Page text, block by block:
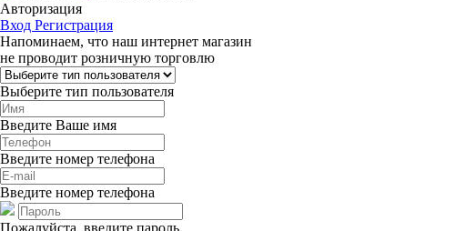
Авторизация
Вход Регистрация
Напоминаем, что наш интернет магазин
не проводит розничную торговлю
Выберите тип пользователя
Введите Ваше имя
Введите номер телефона
Введите номер телефона
Пожалуйста, введите пароль